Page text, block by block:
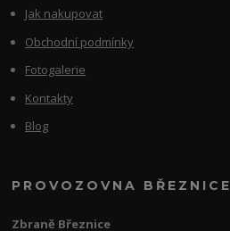
Jak nakupovat
Obchodní podmínky
Fotogalerie
Kontakty
Blog
PROVOZOVNA BŘEZNICE
Zbraně Březnice